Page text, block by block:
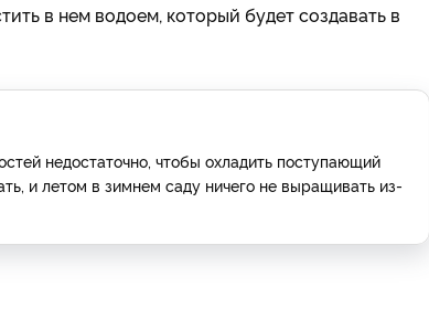
в нем водоем, который будет создавать в
недостаточно, чтобы охладить поступающий
и летом в зимнем саду ничего не выращивать из-